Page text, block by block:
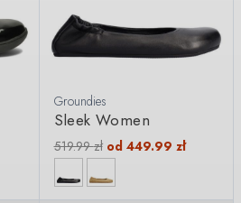
Groundies
Sleek Women
519.99zł od 449.99 zł